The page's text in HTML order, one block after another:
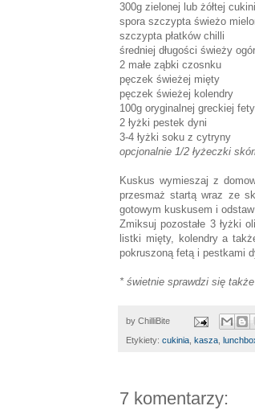
300g zielonej lub żółtej
spora szczypta świeżo
szczypta płatków chilli
średniej długości świeży
2 małe ząbki czosnku
pęczek świeżej mięty
pęczek świeżej kolendry
100g oryginalnej greckiej fety
2 łyżki pestek dyni
3-4 łyżki soku z cytryny
opcjonalnie 1/2 łyżeczki
Kuskus wymieszaj z
przesmaż startą wraz ze
gotowym kuskusem i
Zmiksuj pozostałe 3 łyżki
listki mięty, kolendry a
pokruszoną fetą i pestkami
* świetnie sprawdzi się
by ChilliBite
Etykiety: cukinia, kasza,
7 komentarzy: